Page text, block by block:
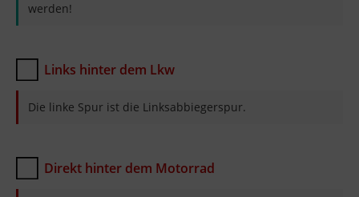
werden!
Links hinter dem Lkw
Die linke Spur ist die Linksabbiegerspur.
Direkt hinter dem Motorrad